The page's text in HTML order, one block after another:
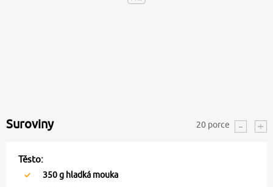
Suroviny 20 porce
Těsto:
350g hladká mouka